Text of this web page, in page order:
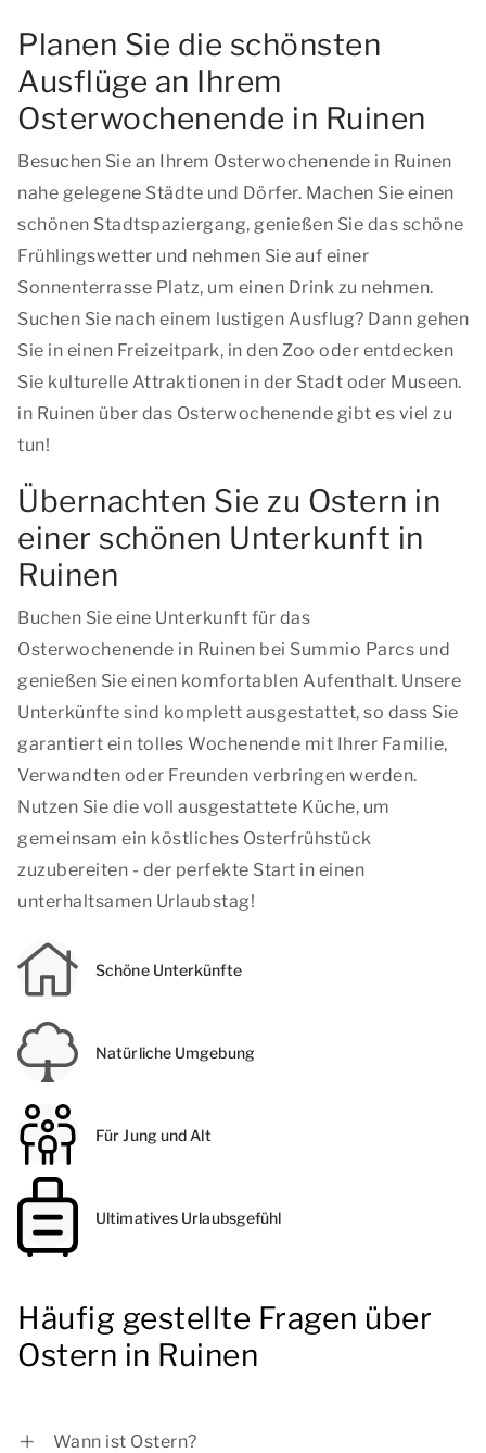
Planen Sie die schönsten
Ausflüge an Ihrem
Osterwochenende in Ruinen
Besuchen Sie an Ihrem Osterwochenende in Ruinen
nahe gelegene Städte und Dörfer. Machen Sie einen
schönen Stadtspaziergang, genießen Sie das schöne
Frühlingswetter und nehmen Sie auf einer
Sonnenterrasse Platz, um einen Drink zu nehmen.
Suchen Sie nach einem lustigen Ausflug? Dann gehen
Sie in einen Freizeitpark, in den Zoo oder entdecken
Sie kulturelle Attraktionen in der Stadt oder Museen.
in Ruinen über das Osterwochenende gibt es viel zu
tun!
Übernachten Sie zu Ostern in
einer schönen Unterkunft in
Ruinen
Buchen Sie eine Unterkunft für das
Osterwochenende in Ruinen bei Summio Parcs und
genießen Sie einen komfortablen Aufenthalt. Unsere
Unterkünfte sind komplett ausgestattet, so dass Sie
garantiert ein tolles Wochenende mit Ihrer Familie,
Verwandten oder Freunden verbringen werden.
Nutzen Sie die voll ausgestattete Küche, um
gemeinsam ein köstliches Osterfrühstück
zuzubereiten - der perfekte Start in einen
unterhaltsamen Urlaubstag!
Schöne Unterkünfte
Natürliche Umgebung
Für Jung und Alt
Ultimatives Urlaubsgefühl
Häufig gestellte Fragen über
Ostern in Ruinen
Wann ist Ostern?